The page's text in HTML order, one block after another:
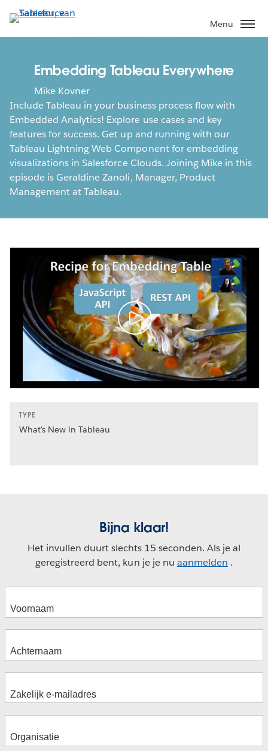
Verder
naar
hoofdinhoud
Menu
Embedding Tableau Everywhere
Mike Kovner
Include Tableau in your business process flow with
Embedded Analytics! Explore use cases and key
features for success. Get up and running with our
Tableau Lightning Web Component for embedding
visualizations in Salesforce Clouds. Joining Mike in this
episode is Geraldine Zanoli, Manager, Product
Management at Tableau.
TYPE
What's New in Tableau
Bijna klaar!
Het invullen duurt slechts 15 seconden. Als je al
geregistreerd bent, kun je je nu aanmelden .